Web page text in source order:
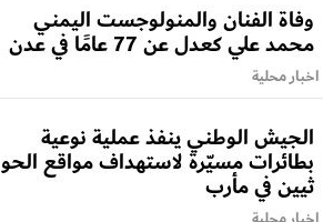
وفاة الفنان والمنولوجست اليمني
محمد علي كعدل عن 77 عامًا في عدن
اخبار محلية
الجيش الوطني ينفذ عملية نوعية
بطائرات مسيّرة لاستهداف مواقع الحو
ثيين في مأرب